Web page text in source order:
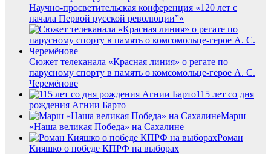
Научно-просветительская конференция «120 лет с
начала Первой русской революции”»
Сюжет телеканала «Красная линия» о регате по
парусному спорту в память о комсомольце-герое А. С.
Черемёнове
115 лет со дня
рождения Агнии Барто
Марш
«Наша великая Победа» на Сахалине
Роман
Кияшко о победе КПРФ на выборах